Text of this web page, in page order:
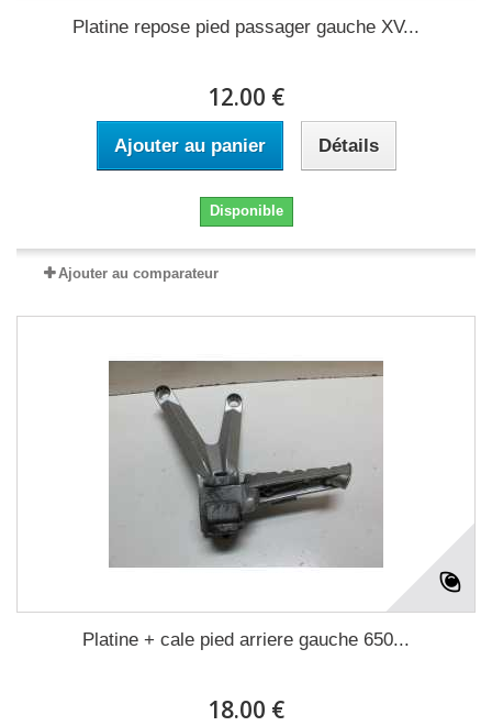
Platine repose pied passager gauche XV...
12.00 €
Ajouter au panier Détails
Disponible
Ajouter au comparateur
Platine + cale pied arriere gauche 650...
18.00 €